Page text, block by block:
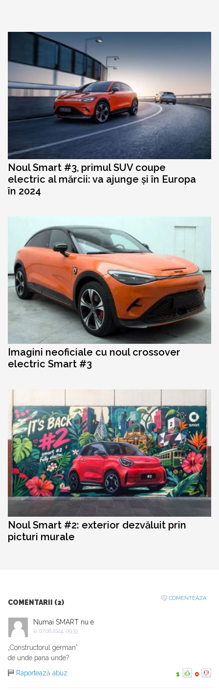
Noul Smart #3, primul SUV coupe
electric al mărcii: va ajunge și în Europa
în 2024
Imagini neoficiale cu noul crossover
electric Smart #3
Noul Smart #2: exterior dezvăluit prin
picturi murale
COMENTARII (2)
COMENTEAZA
Numai SMART nu e
la 07.08.2024, 09:33
„Constructorul german”
de unde pana unde?
Raportează abuz
1 0